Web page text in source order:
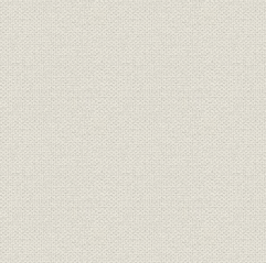
締役 故各務健吉氏、元取締
瀬下清氏
生命保険会社規則
終身保険掛金表 保険金百円